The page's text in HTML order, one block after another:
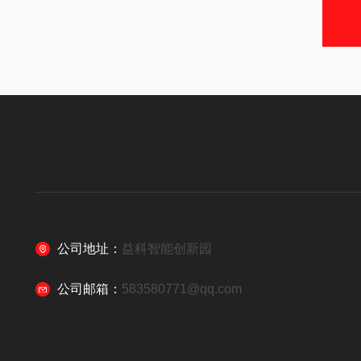
公司地址： 益科智能创新园
公司邮箱： 583580771@qq.com